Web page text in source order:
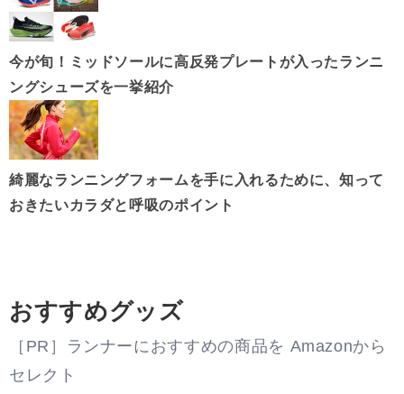
今が旬！ミッドソールに高反発プレートが入ったランニ
ングシューズを一挙紹介
綺麗なランニングフォームを手に入れるために、知って
おきたいカラダと呼吸のポイント
おすすめグッズ
［PR］ランナーにおすすめの商品を Amazonから
セレクト